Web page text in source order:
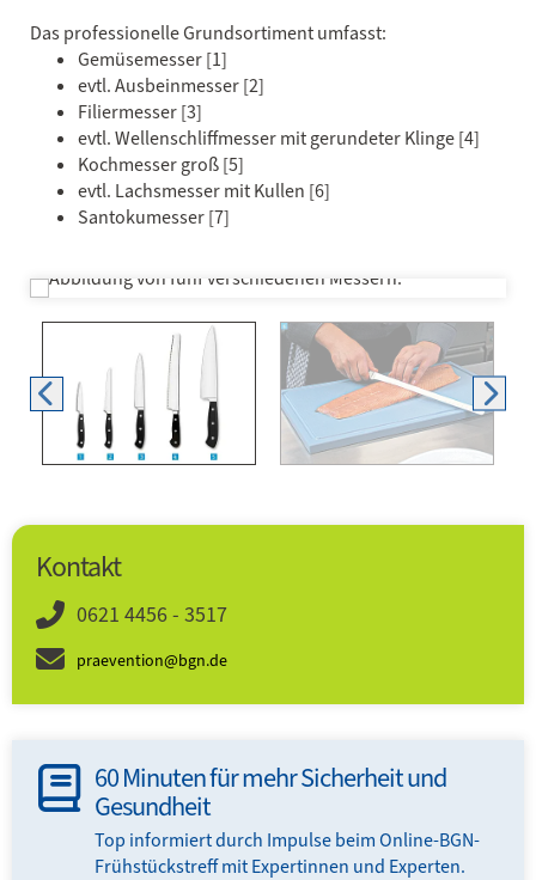
Das professionelle Grundsortiment umfasst:
Gemüsemesser [1]
evtl. Ausbeinmesser [2]
Filiermesser [3]
evtl. Wellenschliffmesser mit gerundeter Klinge [4]
Kochmesser groß [5]
evtl. Lachsmesser mit Kullen [6]
Santokumesser [7]
Kontakt
0621 4456 - 3517
praevention@bgn.de
60 Minuten für mehr Sicherheit und
Gesundheit
Top informiert durch Impulse beim Online-BGN-
Frühstückstreff mit Expertinnen und Experten.